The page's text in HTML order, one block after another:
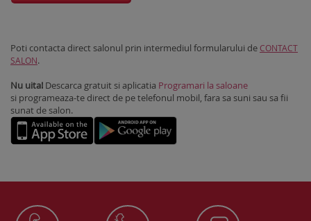
Poti contacta direct salonul prin intermediul formularului de CONTACT
SALON.
Nu uita! Descarca gratuit si aplicatia Programari la saloane
si programeaza-te direct de pe telefonul mobil, fara sa suni sau sa fii
sunat de salon.